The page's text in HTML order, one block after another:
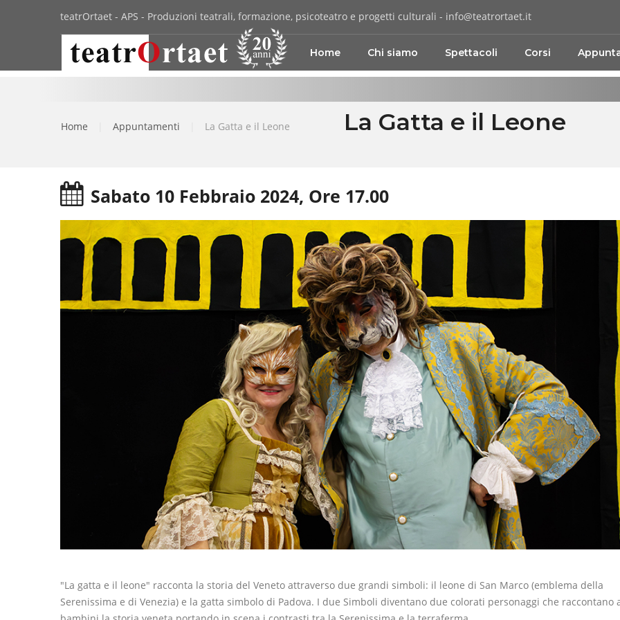
teatrOrtaet - APS - Produzioni teatrali, formazione, psicoteatro e progetti culturali - info@teatrortaet.it
Home Chi siamo Spettacoli Corsi
Home Appuntamenti La Gatta e il Leone La Gatta e il Leone
Sabato 10 Febbraio 2024, Ore 17.00
"La gatta e il leone" racconta la storia del Veneto attraverso due grandi simboli: il leone di San Marco (emblema della
Serenissima e di Venezia) e la gatta simbolo di Padova. I due Simboli diventano due colorati personaggi che raccontano